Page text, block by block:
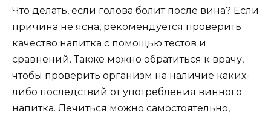
Что делать, если голова болит после вина? Если
причина не ясна, рекомендуется проверить
качество напитка с помощью тестов и
сравнений. Также можно обратиться к врачу,
чтобы проверить организм на наличие каких-
либо последствий от употребления винного
напитка. Лечиться можно самостоятельно,